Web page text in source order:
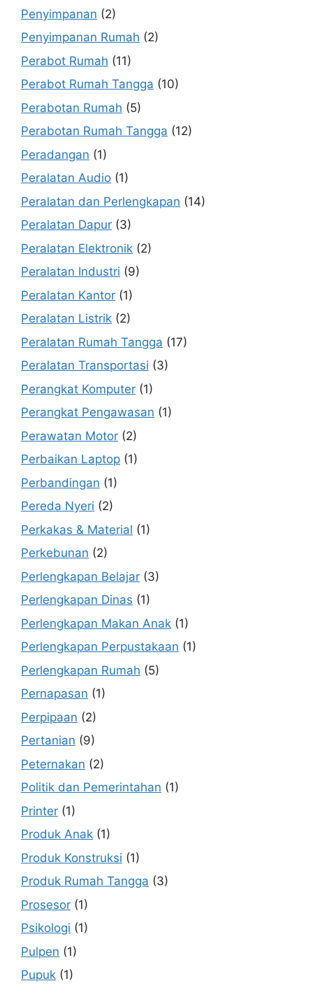
Penyimpanan (2)
Penyimpanan Rumah (2)
Perabot Rumah (11)
Perabot Rumah Tangga (10)
Perabotan Rumah (5)
Perabotan Rumah Tangga (12)
Peradangan (1)
Peralatan Audio (1)
Peralatan dan Perlengkapan (14)
Peralatan Dapur (3)
Peralatan Elektronik (2)
Peralatan Industri (9)
Peralatan Kantor (1)
Peralatan Listrik (2)
Peralatan Rumah Tangga (17)
Peralatan Transportasi (3)
Perangkat Komputer (1)
Perangkat Pengawasan (1)
Perawatan Motor (2)
Perbaikan Laptop (1)
Perbandingan (1)
Pereda Nyeri (2)
Perkakas & Material (1)
Perkebunan (2)
Perlengkapan Belajar (3)
Perlengkapan Dinas (1)
Perlengkapan Makan Anak (1)
Perlengkapan Perpustakaan (1)
Perlengkapan Rumah (5)
Pernapasan (1)
Perpipaan (2)
Pertanian (9)
Peternakan (2)
Politik dan Pemerintahan (1)
Printer (1)
Produk Anak (1)
Produk Konstruksi (1)
Produk Rumah Tangga (3)
Prosesor (1)
Psikologi (1)
Pulpen (1)
Pupuk (1)